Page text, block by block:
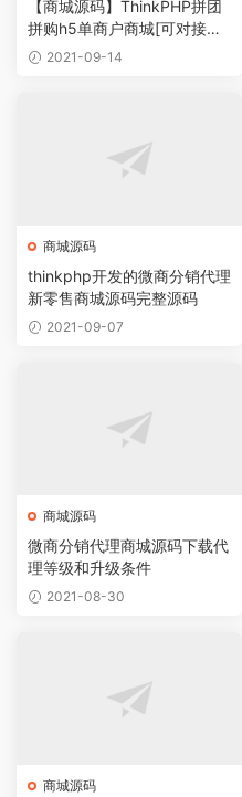
【商城源码】ThinkPHP拼团
拼购h5单商户商城[可对接公
众号]2021-09-14
商城源码
thinkphp开发的微商分销代理
新零售商城源码完整源码
2021-09-07
商城源码
微商分销代理商城源码下载代
理等级和升级条件
2021-08-30
商城源码